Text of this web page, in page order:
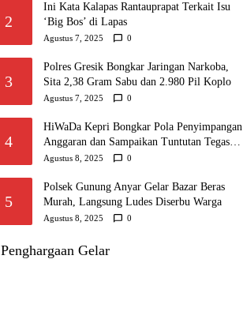
2
Ini Kata Kalapas Rantauprapat Terkait Isu
‘Big Bos’ di Lapas
Agustus 7, 2025 0
3
Polres Gresik Bongkar Jaringan Narkoba,
Sita 2,38 Gram Sabu dan 2.980 Pil Koplo
Agustus 7, 2025 0
4
HiWaDa Kepri Bongkar Pola Penyimpangan
Anggaran dan Sampaikan Tuntutan Tegas di
Kejaksaan Tanjungpinang
Agustus 8, 2025 0
5
Polsek Gunung Anyar Gelar Bazar Beras
Murah, Langsung Ludes Diserbu Warga
Agustus 8, 2025 0
Penghargaan Gelar